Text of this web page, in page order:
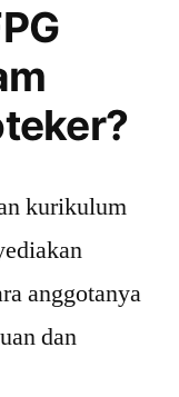
kurikulum
anggotanya
dan